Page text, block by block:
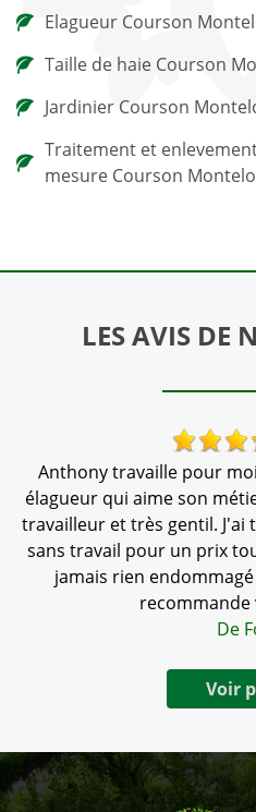
Elagueur Courson
Taille de haie Courson
Jardinier Courson
Traitement et
mesure Courson
LES AVIS DE
Anthony travaille pour
élagueur qui aime son
travailleur et très gentil.
sans travail pour un prix
jamais rien
recommande
De
Voir